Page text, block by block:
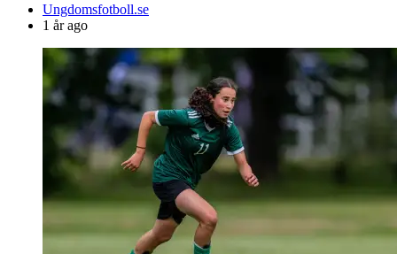
Posted
by
Ungdomsfotboll.se
1 år ago